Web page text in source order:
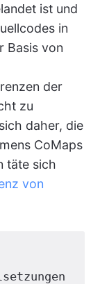
ist und
in
Basis von
der
zu
daher, die
CoMaps
täte sich
von